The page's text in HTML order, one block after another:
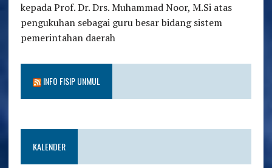
kepada Prof. Dr. Drs. Muhammad Noor, M.Si atas
pengukuhan sebagai guru besar bidang sistem
pemerintahan daerah
INFO FISIP UNMUL
KALENDER